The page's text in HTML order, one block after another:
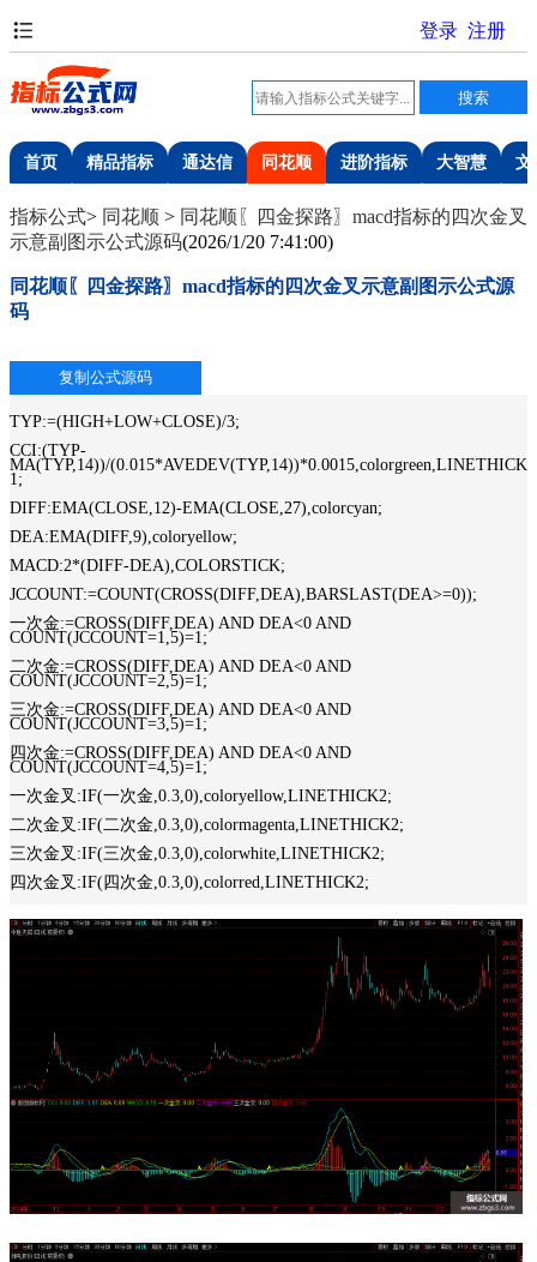
首页 精品指标 通达信 同花顺 进阶指标 大智慧 文
指标公式> 同花顺 > 同花顺〖四金探路〗macd指标的四次金叉
示意副图示公式源码(2026/1/20 7:41:00)
同花顺〖四金探路〗macd指标的四次金叉示意副图示公式源
码
TYP:=(HIGH+LOW+CLOSE)/3;
CCI:(TYP-
MA(TYP,14))/(0.015*AVEDEV(TYP,14))*0.0015,colorgreen,LINETHICK
1;
DIFF:EMA(CLOSE,12)-EMA(CLOSE,27),colorcyan;
DEA:EMA(DIFF,9),coloryellow;
MACD:2*(DIFF-DEA),COLORSTICK;
JCCOUNT:=COUNT(CROSS(DIFF,DEA),BARSLAST(DEA>=0));
一次金:=CROSS(DIFF,DEA) AND DEA<0 AND
COUNT(JCCOUNT=1,5)=1;
二次金:=CROSS(DIFF,DEA) AND DEA<0 AND
COUNT(JCCOUNT=2,5)=1;
三次金:=CROSS(DIFF,DEA) AND DEA<0 AND
COUNT(JCCOUNT=3,5)=1;
四次金:=CROSS(DIFF,DEA) AND DEA<0 AND
COUNT(JCCOUNT=4,5)=1;
一次金叉:IF(一次金,0.3,0),coloryellow,LINETHICK2;
二次金叉:IF(二次金,0.3,0),colormagenta,LINETHICK2;
三次金叉:IF(三次金,0.3,0),colorwhite,LINETHICK2;
四次金叉:IF(四次金,0.3,0),colorred,LINETHICK2;